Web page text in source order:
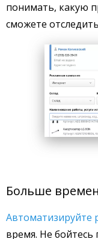
понимать, какую
сможете
Больше
Автоматизируйте
время. Не